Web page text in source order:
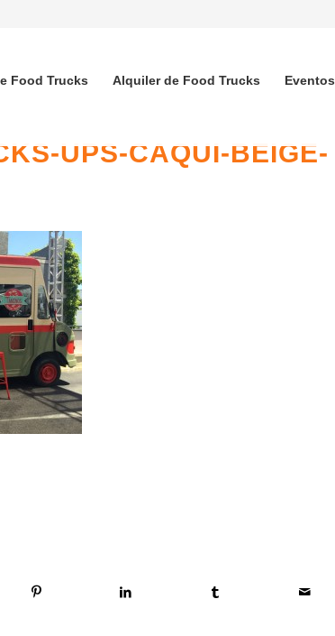
Food Trucks Alquiler de Food Trucks Eventos
UPS-CAQUI-BEIGE-